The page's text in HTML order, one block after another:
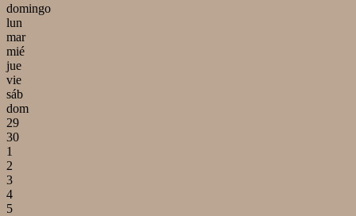
domingo
lun
mar
mié
jue
vie
sáb
dom
29
30
1
2
3
4
5